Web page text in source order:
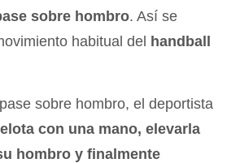
sobre hombro. Así se
habitual del handball
sobre hombro, el deportista
con una mano, elevarla
hombro y finalmente